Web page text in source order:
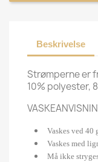
Beskrivelse
Strømperne er
10% polyester,
Vaskes ved 40
Vaskes med
Må ikke